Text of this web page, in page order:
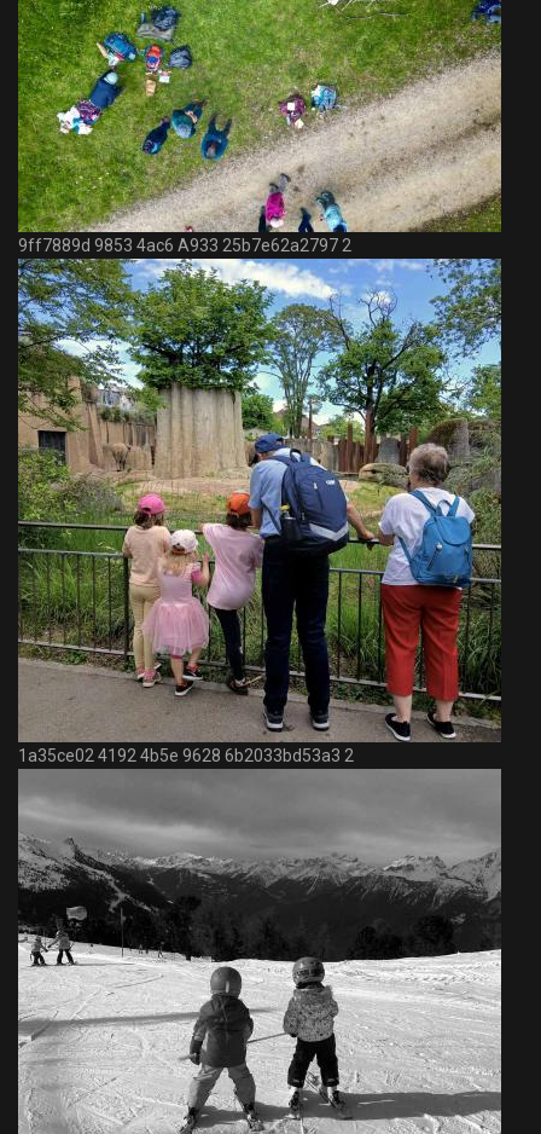
9ff7889d 9853 4ac6 A933 25b7e62a2797 2
1a35ce02 4192 4b5e 9628 6b2033bd53a3 2